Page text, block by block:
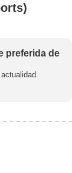
preferida de